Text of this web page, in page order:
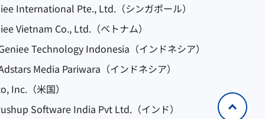
International Pte., Ltd.（シンガポール）
Vietnam Co., Ltd.（ベトナム）
Technology Indonesia（インドネシア）
Media Pariwara（インドネシア）
Inc.（米国）
Software India Pvt Ltd.（インド）